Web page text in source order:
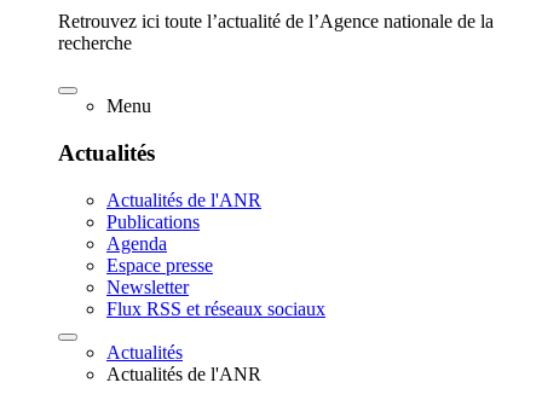
Retrouvez ici toute l’actualité de l’Agence nationale de la
recherche
Menu
Actualités
Actualités de l'ANR
Publications
Agenda
Espace presse
Newsletter
Flux RSS et réseaux sociaux
Actualités
Actualités de l'ANR